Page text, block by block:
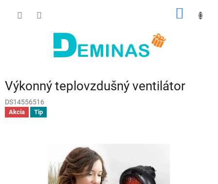
Výkonný teplovzdušný ventilátor
DS14556516
Akcia Tip